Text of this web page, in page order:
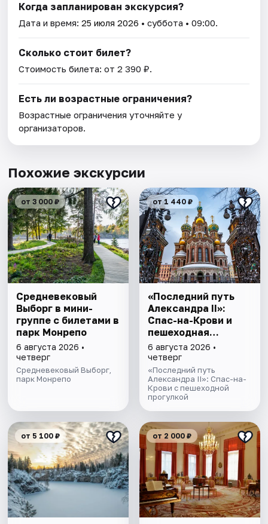
Когда запланирован экскурсия?
Дата и время:25 июля 2026 • суббота • 09:00.
Сколько стоит билет?
Стоимость билета: от 2 390 ₽.
Есть ли возрастные ограничения?
Возрастные ограничения уточняйте у
организаторов.
Похожие экскурсии
от 3 000 ₽
Cредневековый
Выборг в мини-
группе c билетами в
парк Монрепо
6 августа 2026 •
четверг
Средневековый Выборг,
парк Монрепо
от 1 440 ₽
«Последний путь
Александра II»:
Спас-на-Крови и
пешеходная
прогулка
6 августа 2026 •
четверг
«Последний путь
Александра II»: Спас-на-
Крови с пешеходной
прогулкой
от 5 100 ₽ от 2 000 ₽